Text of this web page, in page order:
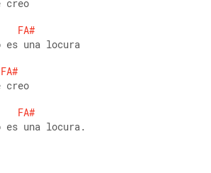
creo
FA#
es una locura
FA#
creo
FA#
es una locura.